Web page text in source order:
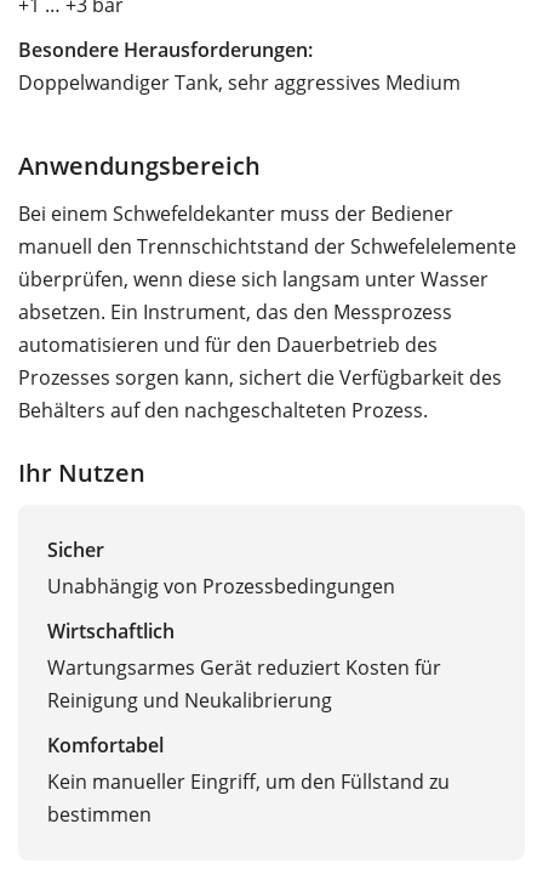
Besondere Herausforderungen:
Doppelwandiger Tank, sehr aggressives Medium
Anwendungsbereich
Bei einem Schwefeldekanter muss der Bediener
manuell den Trennschichtstand der Schwefelelemente
überprüfen, wenn diese sich langsam unter Wasser
absetzen. Ein Instrument, das den Messprozess
automatisieren und für den Dauerbetrieb des
Prozesses sorgen kann, sichert die Verfügbarkeit des
Behälters auf den nachgeschalteten Prozess.
Ihr Nutzen
Sicher
Unabhängig von Prozessbedingungen
Wirtschaftlich
Wartungsarmes Gerät reduziert Kosten für
Reinigung und Neukalibrierung
Komfortabel
Kein manueller Eingriff, um den Füllstand zu
bestimmen